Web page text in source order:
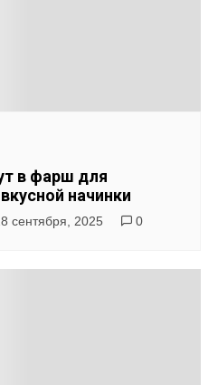
в фарш для
начинки
сентября, 2025 0